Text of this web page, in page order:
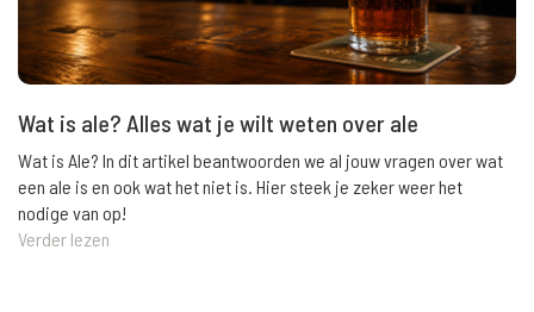
Wat is ale? Alles wat je wilt weten over ale
Wat is Ale? In dit artikel beantwoorden we al jouw vragen over wat
een ale is en ook wat het niet is. Hier steek je zeker weer het
nodige van op!
Verder lezen